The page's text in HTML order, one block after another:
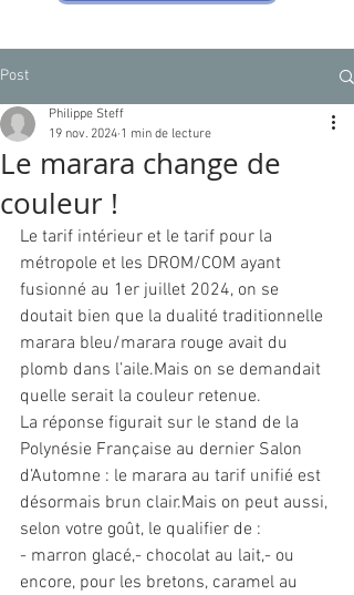
Post
Le marara change de
couleur !
Philippe Steff
19 nov. 2024 1 min de lecture
Le tarif intérieur et le tarif pour la
métropole et les DROM/COM ayant
fusionné au 1er juillet 2024, on se
doutait bien que la dualité traditionnelle
marara bleu/marara rouge avait du
plomb dans l’aile.Mais on se demandait
quelle serait la couleur retenue.
La réponse figurait sur le stand de la
Polynésie Française au dernier Salon
d’Automne : le marara au tarif unifié est
désormais brun clair.Mais on peut aussi,
selon votre goût, le qualifier de :
- marron glacé,- chocolat au lait,- ou
encore, pour les bretons, caramel au